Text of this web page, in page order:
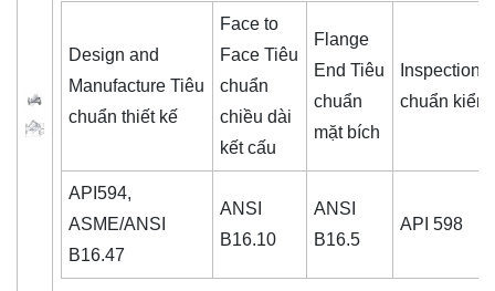
Design and
Manufacture Tiêu
chuẩn thiết kế
Face to
Face Tiêu
chuẩn
chiều dài
kết cấu
Flange
End Tiêu
chuẩn
mặt bích
Inspection
chuẩn kiểm
API594,
ASME/ANSI
B16.47
ANSI
B16.10
ANSI
B16.5
API 598